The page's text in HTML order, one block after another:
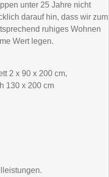
unter 25 Jahre nicht
darauf hin, dass wir zum
ruhiges Wohnen
Wert legen.
2 x 90 x 200 cm,
130 x 200 cm